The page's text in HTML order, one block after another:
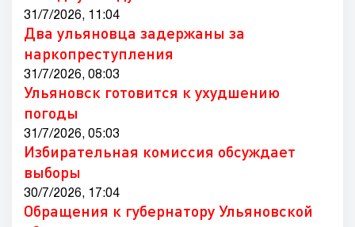
31/7/2026, 11:04
Два ульяновца задержаны за
наркопреступления
31/7/2026, 08:03
Ульяновск готовится к ухудшению
погоды
31/7/2026, 05:03
Избирательная комиссия обсуждает
выборы
30/7/2026, 17:04
Обращения к губернатору Ульяновской